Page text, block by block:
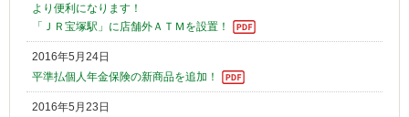
より便利になります！
「ＪＲ宝塚駅」に店舗外ＡＴＭを設置！
2016年5月24日
平準払個人年金保険の新商品を追加！
2016年5月23日